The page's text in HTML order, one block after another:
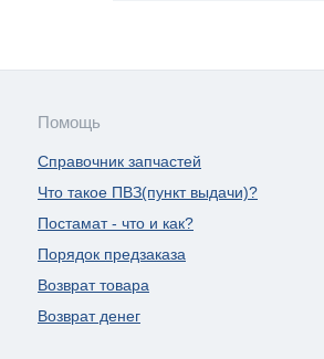
Помощь
Справочник запчастей
Что такое ПВЗ(пункт выдачи)?
Постамат - что и как?
Порядок предзаказа
Возврат товара
Возврат денег